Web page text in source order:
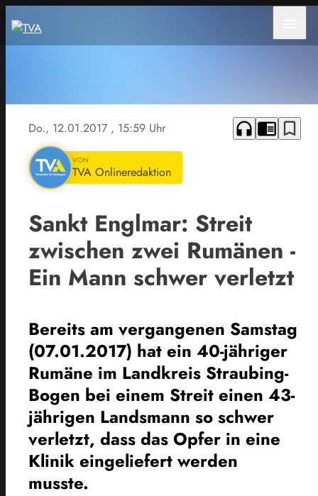
Do., 12.01.2017 , 15:59 Uhr headphones chrome_reader_mode bookmark_border
VON
TVA Onlineredaktion
Sankt Englmar: Streit
zwischen zwei Rumänen -
Ein Mann schwer verletzt
Bereits am vergangenen Samstag
(07.01.2017) hat ein 40-jähriger
Rumäne im Landkreis Straubing-
Bogen bei einem Streit einen 43-
jährigen Landsmann so schwer
verletzt, dass das Opfer in eine
Klinik eingeliefert werden
musste.